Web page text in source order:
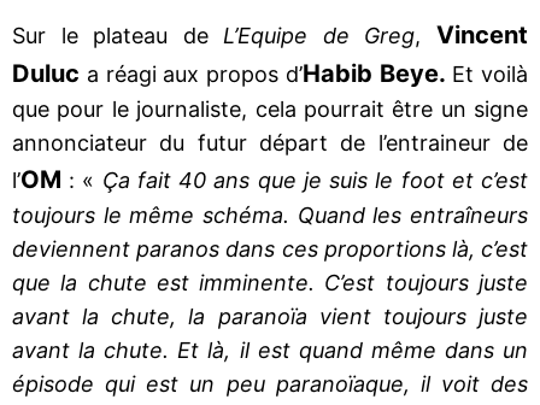
Sur le plateau de L’Equipe de Greg,Vincent
Duluc a réagi aux propos d’Habib Beye. Et voilà
que pour le journaliste, cela pourrait être un signe
annonciateur du futur départ de l’entraineur de
l’OM : « Ça fait 40 ans que je suis le foot et c’est
toujours le même schéma. Quand les entraîneurs
deviennent paranos dans ces proportions là, c’est
que la chute est imminente. C’est toujours juste
avant la chute, la paranoïa vient toujours juste
avant la chute. Et là, il est quand même dans un
épisode qui est un peu paranoïaque, il voit des